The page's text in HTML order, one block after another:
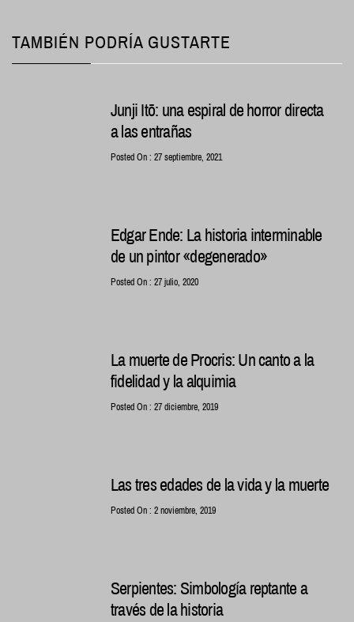
TAMBIÉN PODRÍA GUSTARTE
Junji Itō: una espiral de horror directa
a las entrañas
Posted On : 27 septiembre, 2021
Edgar Ende: La historia interminable
de un pintor «degenerado»
Posted On : 27 julio, 2020
La muerte de Procris: Un canto a la
fidelidad y la alquimia
Posted On : 27 diciembre, 2019
Las tres edades de la vida y la muerte
Posted On : 2 noviembre, 2019
Serpientes: Simbología reptante a
través de la historia